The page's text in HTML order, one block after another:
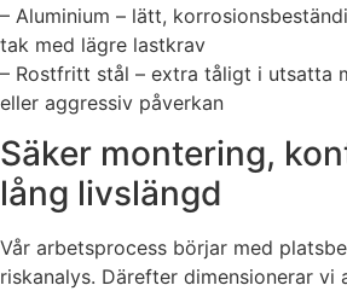
– Aluminium – lätt,
tak med lägre lastkrav
– Rostfritt stål – extra tåligt i utsatta
eller aggressiv påverkan
Säker montering,
lång livslängd
Vår arbetsprocess börjar med
riskanalys. Därefter dimensionerar vi